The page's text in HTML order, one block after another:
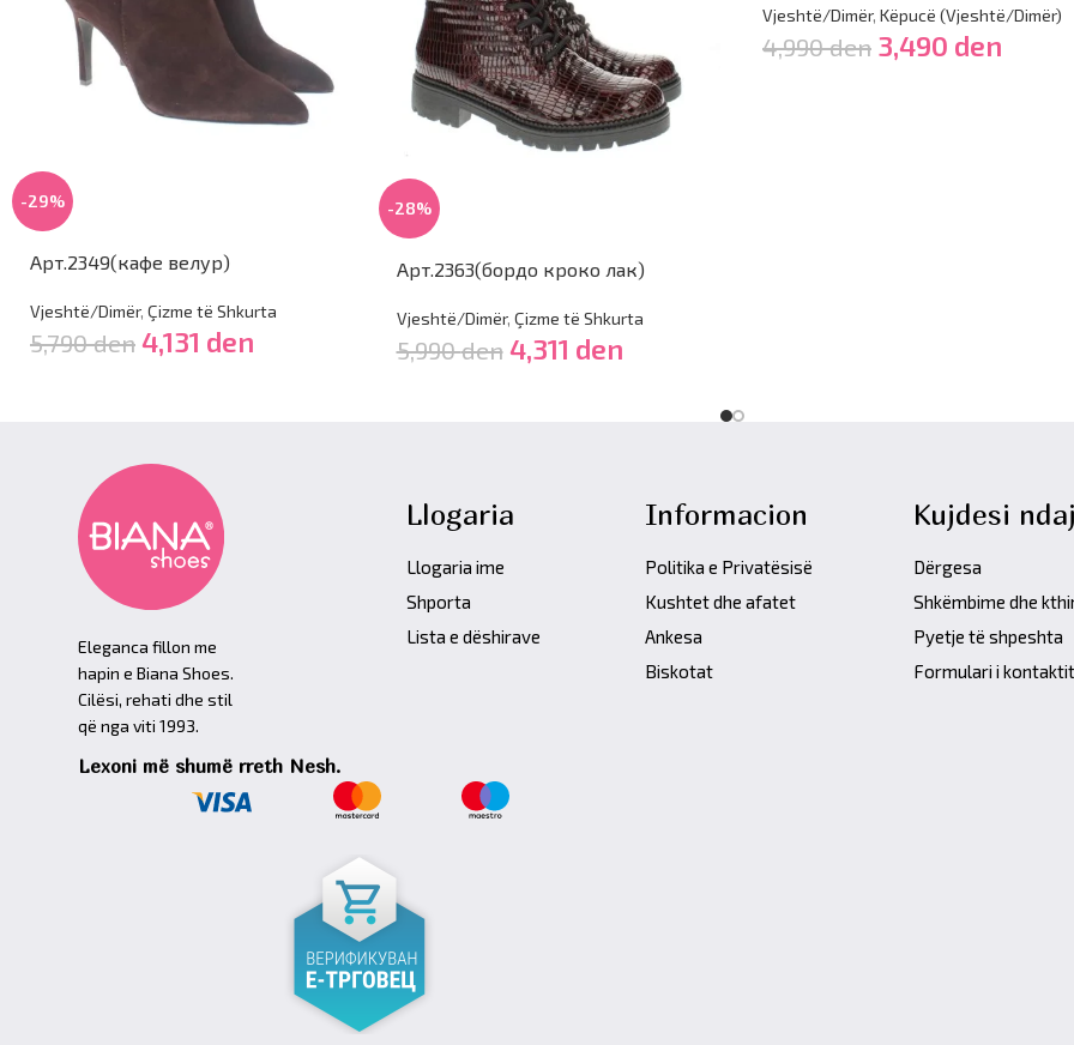
-29%
Арт.2349(кафе велур)
Vjeshtë/Dimër, Çizme të Shkurta
5,790den 4,131 den
-28%
Арт.2363(бордо кроко лак)
Vjeshtë/Dimër, Çizme të Shkurta
5,990den 4,311 den
Vjeshtë/Dimër, Këpucë (Vjeshtë/Dimër)
4,990den 3,490 den
Eleganca fillon me
hapin e Biana Shoes.
Cilësi, rehati dhe stil
që nga viti 1993.
Lexoni më shumë rreth Nesh.
Llogaria
Llogaria ime
Shporta
Lista e dëshirave
Informacion
Politika e Privatësisë
Kushtet dhe afatet
Ankesa
Biskotat
Kujdesi
Dërgesa
Shkëmbime dhe
Pyetje të shpeshta
Formulari i kontaktit